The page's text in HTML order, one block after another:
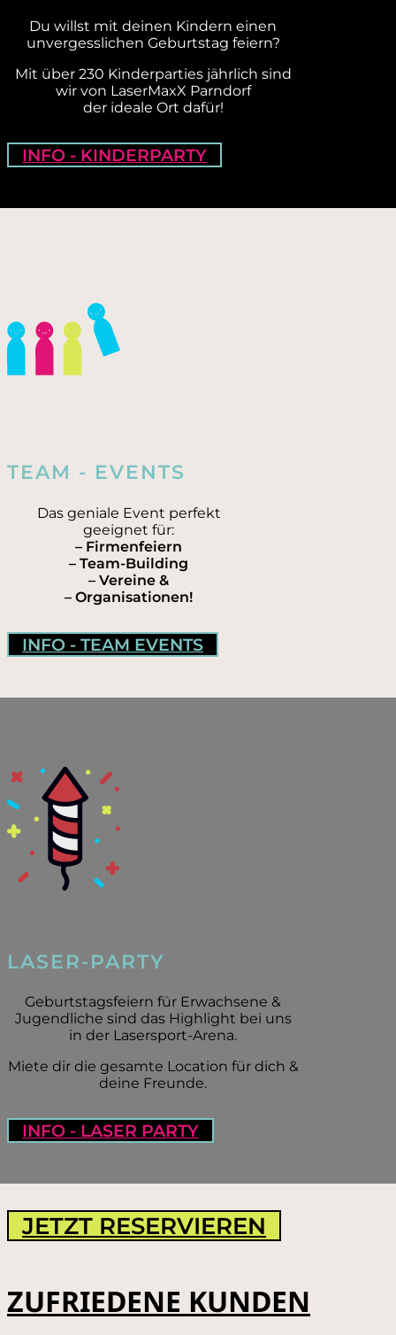
Du willst mit deinen Kindern einen
unvergesslichen Geburtstag feiern?
Mit über 230 Kinderparties jährlich sind
wir von LaserMaxX Parndorf
der ideale Ort dafür!
INFO - KINDERPARTY
TEAM - EVENTS
Das geniale Event perfekt
geeignet für:
– Firmenfeiern
– Team-Building
– Vereine &
– Organisationen!
INFO - TEAM EVENTS
LASER-PARTY
Geburtstagsfeiern für Erwachsene &
Jugendliche sind das Highlight bei uns
in der Lasersport-Arena.
Miete dir die gesamte Location für dich &
deine Freunde.
INFO - LASER PARTY
JETZT RESERVIEREN
ZUFRIEDENE KUNDEN